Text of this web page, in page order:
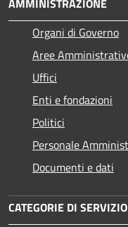
AMMINISTRAZIONE
Organi di Governo
Aree
Uffici
Enti e fondazioni
Politici
Personale
Documenti e dati
CATEGORIE DI SERVIZIO